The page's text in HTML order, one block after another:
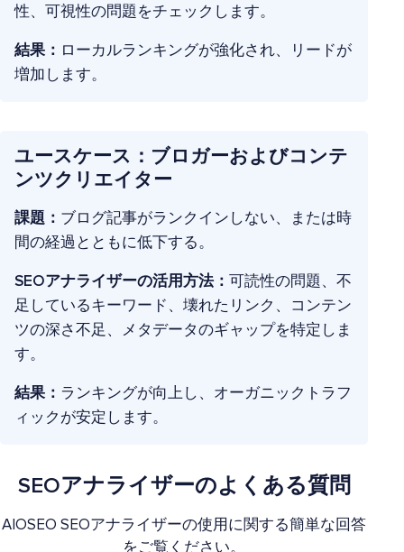
性、可視性の問題をチェックします。
結果： ローカルランキングが強化され、リードが
増加します。
ユースケース：ブロガーおよびコンテ
ンツクリエイター
課題： ブログ記事がランクインしない、または時
間の経過とともに低下する。
SEOアナライザーの活用方法： 可読性の問題、不
足しているキーワード、壊れたリンク、コンテン
ツの深さ不足、メタデータのギャップを特定しま
す。
結果： ランキングが向上し、オーガニックトラフ
ィックが安定します。
SEOアナライザーのよくある質問
AIOSEO SEOアナライザーの使用に関する簡単な回答
をご覧ください。